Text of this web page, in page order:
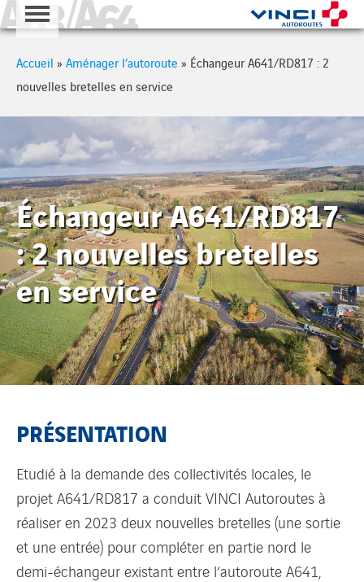
A63 - A64
Accueil » Aménager l’autoroute » Échangeur A641/RD817 : 2
nouvelles bretelles en service
Échangeur A641/RD817
: 2 nouvelles bretelles
en service
PRÉSENTATION
Etudié à la demande des collectivités locales, le
projet A641/RD817 a conduit VINCI Autoroutes à
réaliser en 2023 deux nouvelles bretelles (une sortie
et une entrée) pour compléter en partie nord le
demi-échangeur existant entre l’autoroute A641,
Cookies management panel